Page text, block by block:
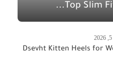
Top Slim
Dsevht Kitten Heels for